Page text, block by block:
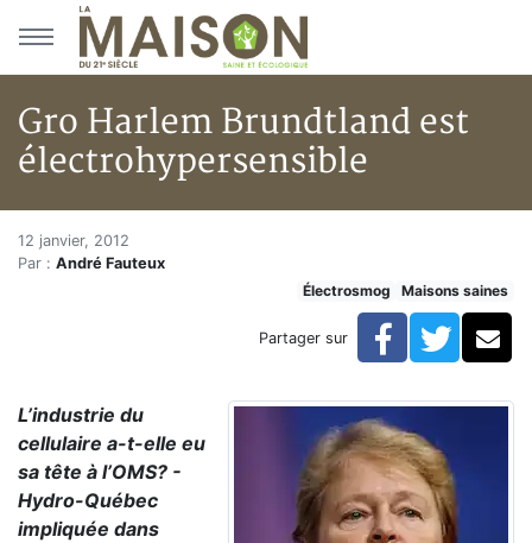
Aller au menu principal
Aller au contenu principal
Gro Harlem Brundtland est
électrohypersensible
Accueil
Articles
Gro Harlem Brundtland est électrohypersensible
Gro Harlem Brundtland est
12 janvier, 2012
Par : André Fauteux
Électrosmog
Maisons saines
Partager sur Facebook
L’industrie du
cellulaire a-t-elle eu
sa tête à l’OMS? -
Hydro-Québec
impliquée dans